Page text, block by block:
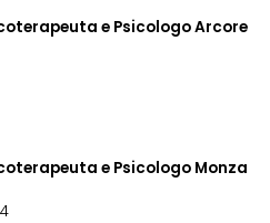
e Psicologo Arcore
e Psicologo Monza